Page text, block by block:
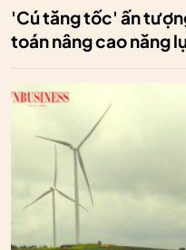
'Cú tăng tốc' ấn
toán nâng cao năng